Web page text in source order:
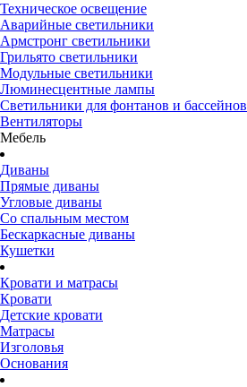
Техническое освещение
Аварийные светильники
Армстронг светильники
Грильято светильники
Модульные светильники
Люминесцентные лампы
Светильники для фонтанов и бассейнов
Вентиляторы
Мебель
Диваны
Прямые диваны
Угловые диваны
Со спальным местом
Бескаркасные диваны
Кушетки
Кровати и матрасы
Кровати
Детские кровати
Матрасы
Изголовья
Основания